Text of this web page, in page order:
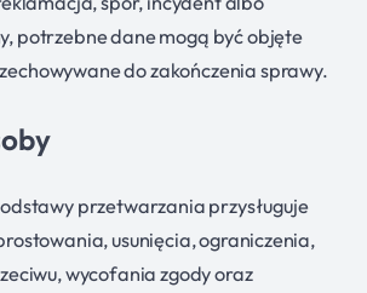
potrzebne dane mogą być objęte
do zakończenia sprawy.
przetwarzania przysługuje
usunięcia, ograniczenia,
wycofania zgody oraz